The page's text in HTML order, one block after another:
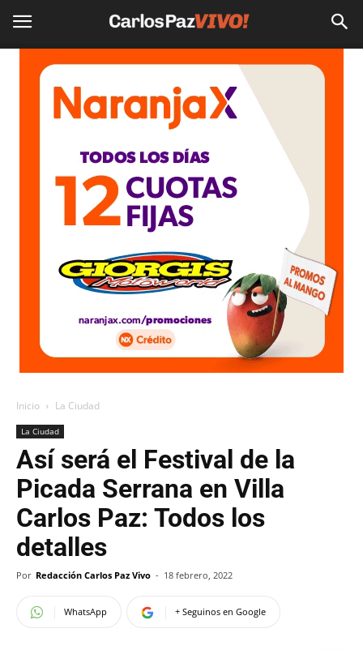
Inicio La Ciudad
La Ciudad
Así será el Festival de la
Picada Serrana en Villa
Carlos Paz: Todos los
detalles
Por Redacción Carlos Paz Vivo - 18 febrero, 2022
WhatsApp + Seguinos en Google